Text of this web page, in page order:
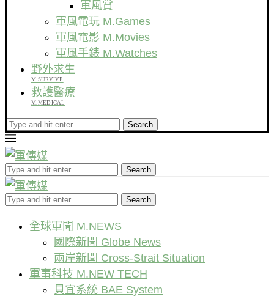
軍風賞
軍風電玩 M.Games
軍風電影 M.Movies
軍風手錶 M.Watches
野外求生
M.SURVIVE
救護醫療
M.MEDICAL
Search
Search
Search
全球軍聞 M.NEWS
國際新聞 Globe News
兩岸新聞 Cross-Strait Situation
軍事科技 M.NEW TECH
貝宜系統 BAE System